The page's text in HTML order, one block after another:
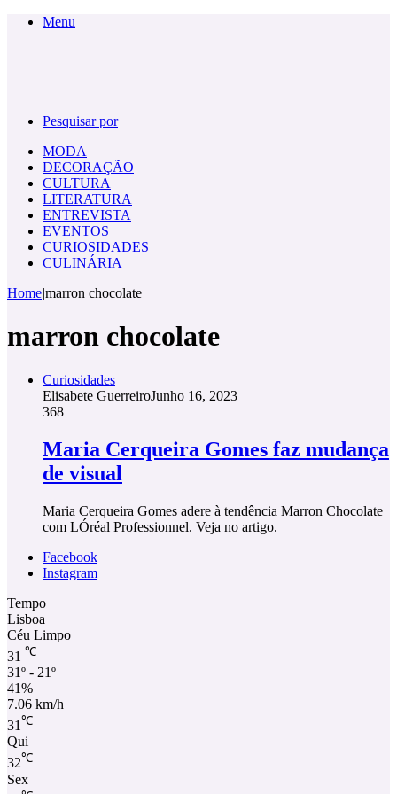
Menu
Pesquisar por
MODA
DECORAÇÃO
CULTURA
LITERATURA
ENTREVISTA
EVENTOS
CURIOSIDADES
CULINÁRIA
Home|marron chocolate
marron chocolate
Curiosidades
Elisabete GuerreiroJunho 16, 2023
368
Maria Cerqueira Gomes faz mudança
de visual
Maria Cerqueira Gomes adere à tendência Marron Chocolate
com LÓréal Professionnel. Veja no artigo.
Facebook
Instagram
Tempo
Lisboa
Céu Limpo
31 ℃
31º - 21º
41%
7.06 km/h
31 ℃
Qui
32℃
Sex